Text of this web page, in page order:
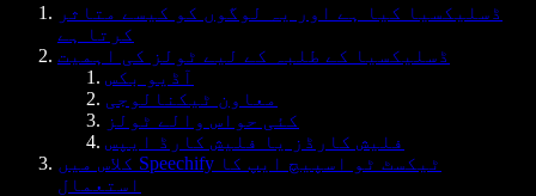
ڈسلیکسیا کیا ہے اور یہ لوگوں کو کیسے متاثر
کرتا ہے
ڈسلیکسیا کے طلبہ کے لیے ٹولز کی اہمیت
آڈیو بکس
معاون ٹیکنالوجی
کئی حواس والے ٹولز
فلیش کارڈز یا فلیش کارڈ ایپس
کلاس میں Speechify ٹیکسٹ ٹو اسپیچ ایپ کا
استعمال